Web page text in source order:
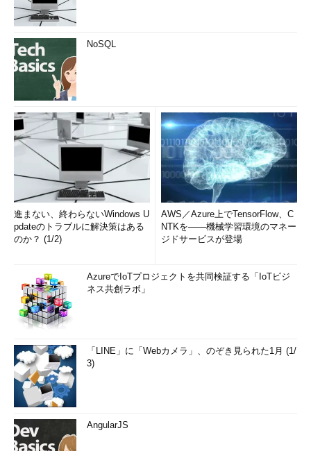
NoSQL
進まない、終わらないWindows U
pdateのトラブルに解決策はある
のか？ (1/2)
AWS／Azure上でTensorFlow、C
NTKを――機械学習環境のマネー
ジドサービスが登場
AzureでIoTプロジェクトを共同検証する「IoTビジ
ネス共創ラボ」
「LINE」に「Webカメラ」、のぞき見られた1月 (1/
3)
AngularJS